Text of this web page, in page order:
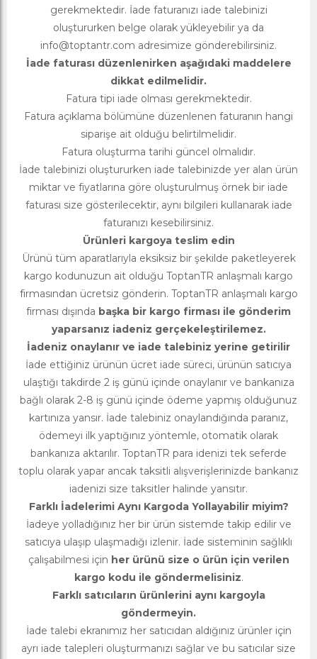
gerekmektedir. İade faturanızı iade talebinizi
oluştururken belge olarak yükleyebilir ya da
info@toptantr.com adresimize gönderebilirsiniz.
İade faturası düzenlenirken aşağıdaki maddelere
dikkat edilmelidir.
Fatura tipi iade olması gerekmektedir.
Fatura açıklama bölümüne düzenlenen faturanın hangi
siparişe ait olduğu belirtilmelidir.
Fatura oluşturma tarihi güncel olmalıdır.
İade talebinizi oluştururken iade talebinizde yer alan ürün
miktar ve fiyatlarına göre oluşturulmuş örnek bir iade
faturası size gösterilecektir, aynı bilgileri kullanarak iade
faturanızı kesebilirsiniz.
Ürünleri kargoya teslim edin
Ürünü tüm aparatlarıyla eksiksiz bir şekilde paketleyerek
kargo kodunuzun ait olduğu ToptanTR anlaşmalı kargo
firmasından ücretsiz gönderin. ToptanTR anlaşmalı kargo
firması dışında başka bir kargo firması ile gönderim
yaparsanız iadeniz gerçekeleştirilemez.
İadeniz onaylanır ve iade talebiniz yerine getirilir
İade ettiğiniz ürünün ücret iade süreci, ürünün satıcıya
ulaştığı takdirde 2 iş günü içinde onaylanır ve bankanıza
bağlı olarak 2-8 iş günü içinde ödeme yapmış olduğunuz
kartınıza yansır. İade talebiniz onaylandığında paranız,
ödemeyi ilk yaptığınız yöntemle, otomatik olarak
bankanıza aktarılır. ToptanTR para idenizi tek seferde
toplu olarak yapar ancak taksitli alışverişlerinizde bankanız
iadenizi size taksitler halinde yansıtır.
Farklı İadelerimi Aynı Kargoda Yollayabilir miyim?
İadeye yolladığınız her bir ürün sistemde takip edilir ve
satıcıya ulaşıp ulaşmadığı izlenir. İade sisteminin sağlıklı
çalışabilmesi için her ürünü size o ürün için verilen
kargo kodu ile göndermelisiniz.
Farklı satıcıların ürünlerini aynı kargoyla
göndermeyin.
İade talebi ekranımız her satıcıdan aldığınız ürünler için
ayrı iade talepleri oluşturmanızı sağlar ve bu satıcılar size